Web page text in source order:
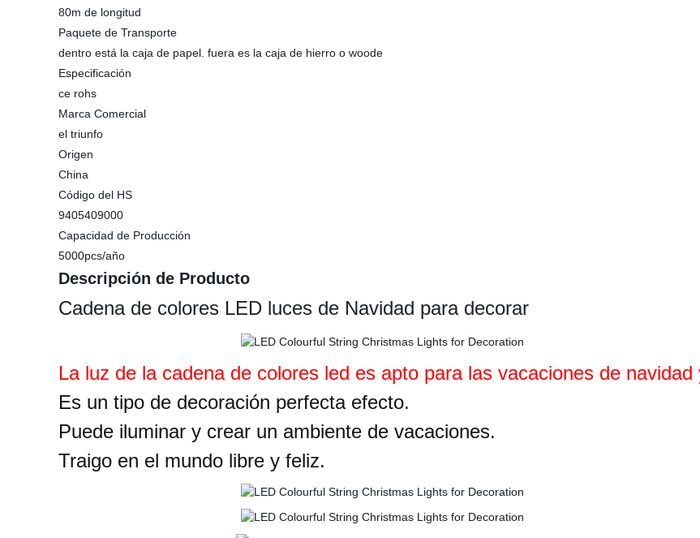
80m de longitud
Paquete de Transporte
dentro está la caja de papel. fuera es la caja de hierro o woode
Especificación
ce rohs
Marca Comercial
el triunfo
Origen
China
Código del HS
9405409000
Capacidad de Producción
5000pcs/año
Descripción de Producto
Cadena de colores LED luces de Navidad para decorar
La luz de la cadena de colores led es apto para las vacaciones de navidad
Es un tipo de decoración perfecta efecto.
Puede iluminar y crear un ambiente de vacaciones.
Traigo en el mundo libre y feliz.